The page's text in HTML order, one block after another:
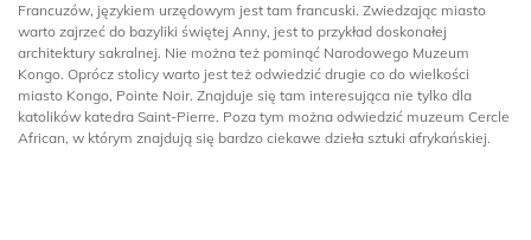
Francuzów, językiem urzędowym jest tam francuski. Zwiedzając miasto
warto zajrzeć do bazyliki świętej Anny, jest to przykład doskonałej
architektury sakralnej. Nie można też pominąć Narodowego Muzeum
Kongo. Oprócz stolicy warto jest też odwiedzić drugie co do wielkości
miasto Kongo, Pointe Noir. Znajduje się tam interesująca nie tylko dla
katolików katedra Saint-Pierre. Poza tym można odwiedzić muzeum Cercle
African, w którym znajdują się bardzo ciekawe dzieła sztuki afrykańskiej.